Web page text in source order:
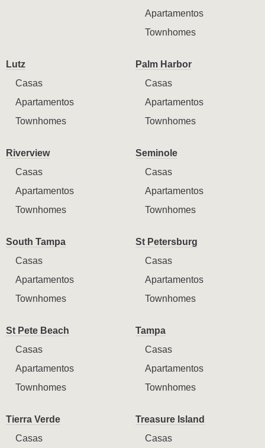
Apartamentos
Townhomes
Lutz
Casas
Apartamentos
Townhomes
Palm Harbor
Casas
Apartamentos
Townhomes
Riverview
Casas
Apartamentos
Townhomes
Seminole
Casas
Apartamentos
Townhomes
South Tampa
Casas
Apartamentos
Townhomes
St Petersburg
Casas
Apartamentos
Townhomes
St Pete Beach
Casas
Apartamentos
Townhomes
Tampa
Casas
Apartamentos
Townhomes
Tierra Verde
Casas
Treasure Island
Casas